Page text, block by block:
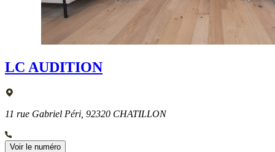
LC AUDITION
11 rue Gabriel Péri, 92320 CHATILLON
Voir le numéro